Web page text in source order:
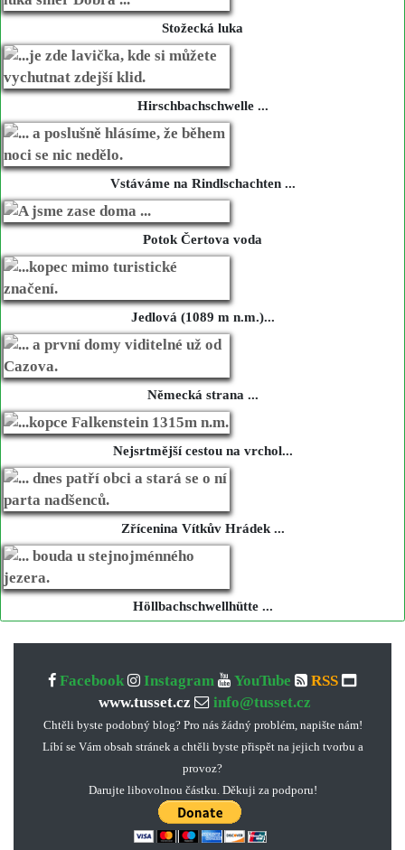
Stožecká luka
Hirschbachschwelle ...
Vstáváme na Rindlschachten ...
Potok Čertova voda
Jedlová (1089 m n.m.)...
Německá strana ...
Nejsrtmější cestou na vrchol...
Zřícenina Vítkův Hrádek ...
Höllbachschwellhütte ...
Facebook Instagram YouTube
RSS
www.tusset.cz
info@tusset.cz
Chtěli byste podobný blog? Pro nás žádný problém, napište nám!
Líbí se Vám obsah stránek a chtěli byste přispět na jejich tvorbu a
provoz?
Darujte libovolnou částku. Děkuji za podporu!